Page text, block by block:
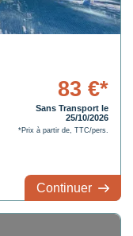
83 €*
Sans Transport le
25/10/2026
*Prix à partir de, TTC/pers.
Continuer